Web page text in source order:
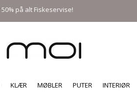
50% på alt Fiskeservise!
KLÆR MØBLER PUTER INTERIØR